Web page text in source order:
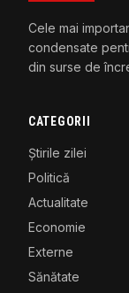
Cele mai
condensate
din surse de
CATEGORII
Știrile zilei
Politică
Actualitate
Economie
Externe
Sănătate